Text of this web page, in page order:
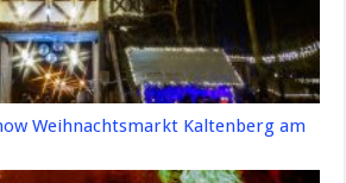
Weihnachtsmarkt Kaltenberg am